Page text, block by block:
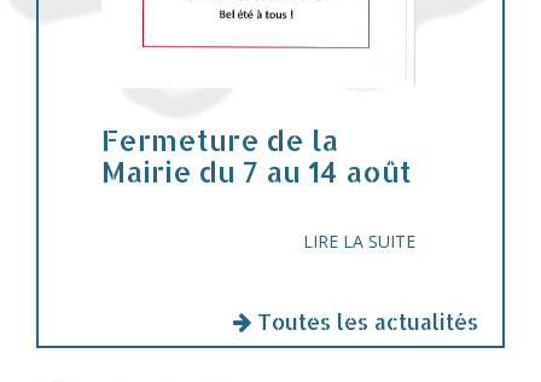
Fermeture de la
Mairie du 7 au 14 août
LIRE LA SUITE
Toutes les actualités